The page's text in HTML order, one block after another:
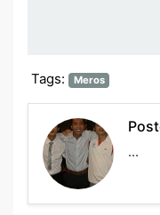
Tags:
Meros
...